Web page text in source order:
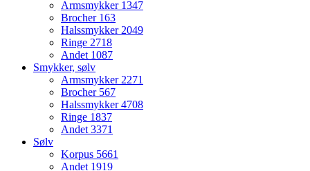
Armsmykker 1347
Brocher 163
Halssmykker 2049
Ringe 2718
Andet 1087
Smykker, sølv
Armsmykker 2271
Brocher 567
Halssmykker4708
Ringe 1837
Andet 3371
Sølv
Korpus 5661
Andet 1919